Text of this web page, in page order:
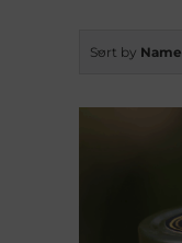
Sort by Name